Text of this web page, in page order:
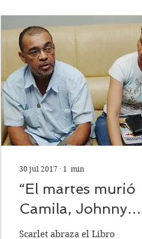
30 jul 2017 ∙ 1 min
“El martes murió
Camila, Johnny
siguió el jueves.
Scarlet abraza el Libro